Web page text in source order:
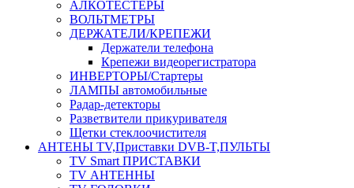
АЛКОТЕСТЕРЫ
ВОЛЬТМЕТРЫ
ДЕРЖАТЕЛИ/КРЕПЕЖИ
Держатели телефона
Крепежи видеорегистратора
ИНВЕРТОРЫ/Стартеры
ЛАМПЫ автомобильные
Радар-детекторы
Разветвители прикуривателя
Щетки стеклоочистителя
АНТЕНЫ ТV,Приставки DVB-T,ПУЛЬТЫ
TV Smart ПРИСТАВКИ
TV АНТЕННЫ